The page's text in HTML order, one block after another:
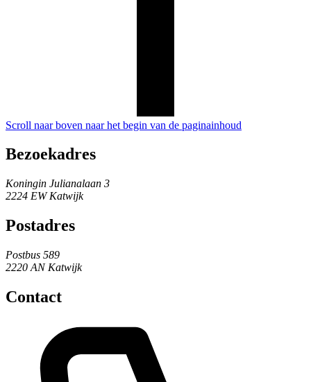
Scroll naar boven naar het begin van de paginainhoud
Bezoekadres
Koningin Julianalaan 3
2224 EW Katwijk
Postadres
Postbus 589
2220 AN Katwijk
Contact